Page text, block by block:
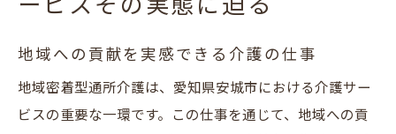
ービスその実態に迫る
地域への貢献を実感できる介護の仕事
地域密着型通所介護は、愛知県安城市における介護サー
ビスの重要な一環です。この仕事を通じて、地域への貢